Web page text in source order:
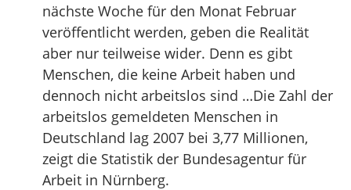
nächste Woche für den Monat Februar
veröffentlicht werden, geben die Realität
aber nur teilweise wider. Denn es gibt
Menschen, die keine Arbeit haben und
dennoch nicht arbeitslos sind …Die Zahl der
arbeitslos gemeldeten Menschen in
Deutschland lag 2007 bei 3,77 Millionen,
zeigt die Statistik der Bundesagentur für
Arbeit in Nürnberg.